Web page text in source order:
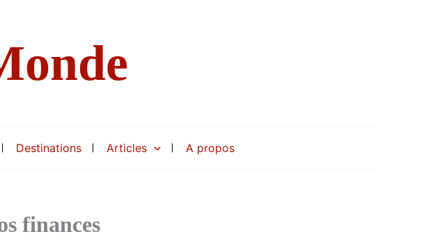
Destinations Articles A propos
finances